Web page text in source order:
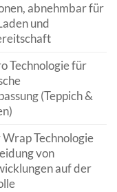
abnehmbar für
und
Technologie für
(Teppich &
Technologie
von
auf der